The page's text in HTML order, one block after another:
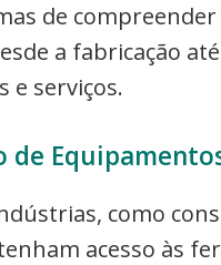
de
a fabricação
e serviços.
de
como
acesso às